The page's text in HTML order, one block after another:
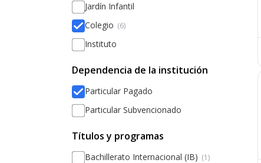
Jardín Infantil
Colegio (6)
Instituto
Dependencia de la institución
Particular Pagado
Particular Subvencionado
Títulos y programas
Bachillerato Internacional (IB) (1)